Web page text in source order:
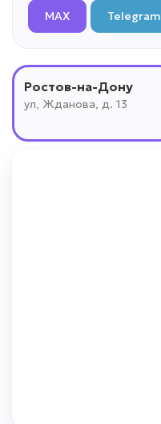
MAX Telegram
Ростов-на-Дону
ул, Жданова, д. 13